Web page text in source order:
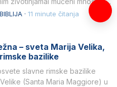
· 11 minute čitanja
– sveta Marija Velika,
bazilike
slavne rimske bazilike
(Santa Maria Maggiore) u